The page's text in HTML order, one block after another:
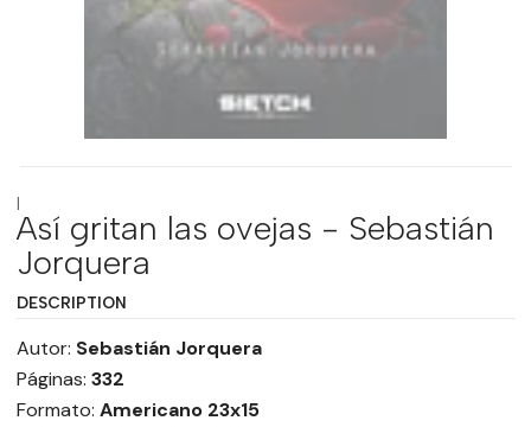
|
Así gritan las ovejas - Sebastián
Jorquera
DESCRIPTION
Autor: Sebastián Jorquera
Páginas: 332
Formato: Americano 23x15